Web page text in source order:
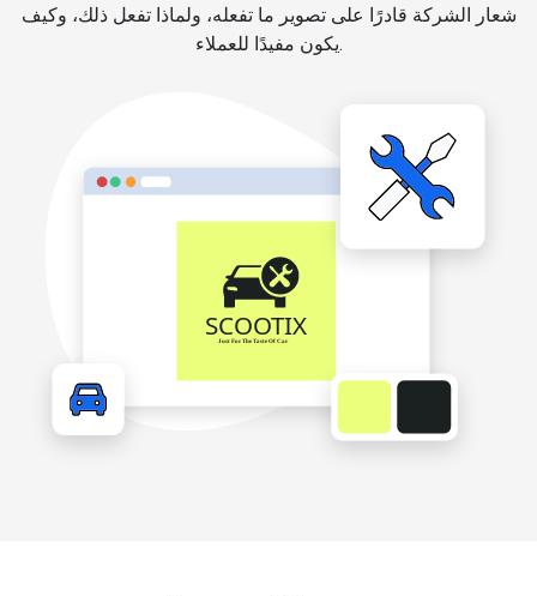
شعار الشركة قادرًا على تصوير ما تفعله، ولماذا تفعل ذلك، وكيف
يكون مفيدًا للعملاء.